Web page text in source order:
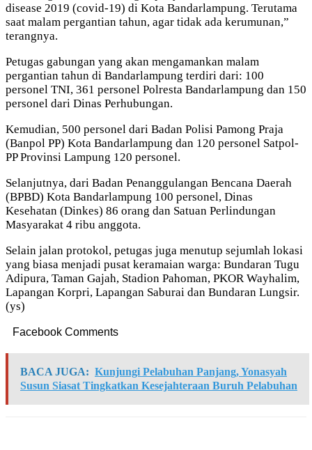
disease 2019 (covid-19) di Kota Bandarlampung. Terutama
saat malam pergantian tahun, agar tidak ada kerumunan,”
terangnya.
Petugas gabungan yang akan mengamankan malam
pergantian tahun di Bandarlampung terdiri dari: 100
personel TNI, 361 personel Polresta Bandarlampung dan 150
personel dari Dinas Perhubungan.
Kemudian, 500 personel dari Badan Polisi Pamong Praja
(Banpol PP) Kota Bandarlampung dan 120 personel Satpol-
PP Provinsi Lampung 120 personel.
Selanjutnya, dari Badan Penanggulangan Bencana Daerah
(BPBD) Kota Bandarlampung 100 personel, Dinas
Kesehatan (Dinkes) 86 orang dan Satuan Perlindungan
Masyarakat 4 ribu anggota.
Selain jalan protokol, petugas juga menutup sejumlah lokasi
yang biasa menjadi pusat keramaian warga: Bundaran Tugu
Adipura, Taman Gajah, Stadion Pahoman, PKOR Wayhalim,
Lapangan Korpri, Lapangan Saburai dan Bundaran Lungsir.
(ys)
Facebook Comments
BACA JUGA: Kunjungi Pelabuhan Panjang, Yonasyah
Susun Siasat Tingkatkan Kesejahteraan Buruh Pelabuhan